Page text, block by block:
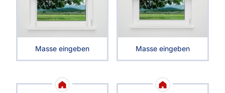
Masse eingeben Masse eingeben